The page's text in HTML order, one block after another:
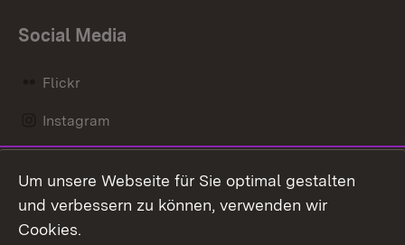
Social Media
Flickr
Instagram
Mastodon
Messenger
Um unsere Webseite für Sie optimal gestalten
und verbessern zu können, verwenden wir
Cookies.